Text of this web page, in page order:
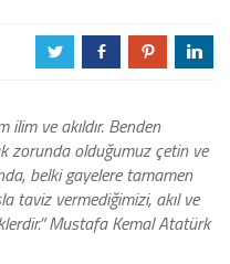
a b d j
ilim ve akıldır. Benden
zorunda olduğumuz çetin ve
belki gayelere tamamen
taviz vermediğimizi, akıl ve
Mustafa Kemal Atatürk